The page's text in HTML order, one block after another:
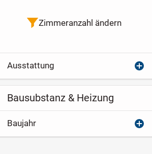
Zimmeranzahl ändern
Ausstattung
Bausubstanz & Heizung
Baujahr